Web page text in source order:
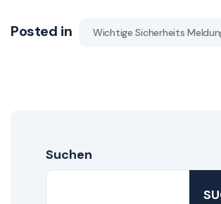
Posted in Wichtige Sicherheits
Suchen